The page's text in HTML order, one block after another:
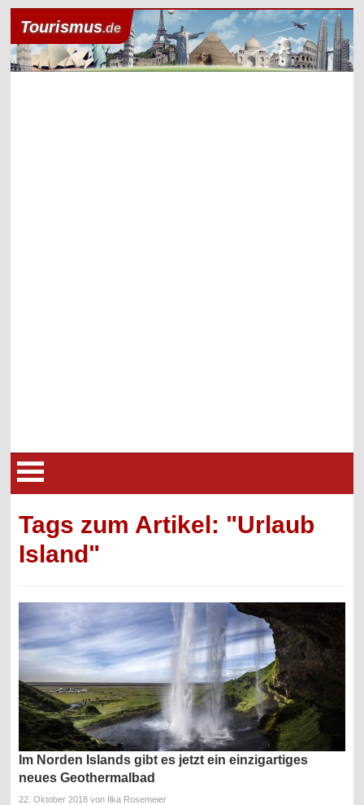
Tourismus.de
Tags zum Artikel: "Urlaub
Island"
Im Norden Islands gibt es jetzt ein einzigartiges
neues Geothermalbad
22. Oktober 2018 von Ilka Rosemeier